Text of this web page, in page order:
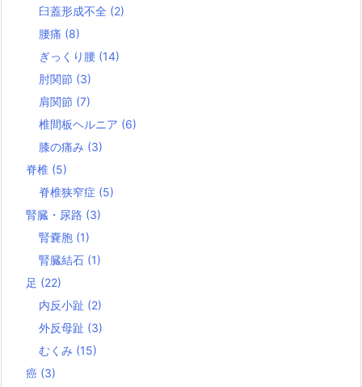
臼蓋形成不全 (2)
腰痛 (8)
ぎっくり腰 (14)
肘関節 (3)
肩関節 (7)
椎間板ヘルニア (6)
膝の痛み (3)
脊椎 (5)
脊椎狭窄症 (5)
腎臓・尿路 (3)
腎嚢胞 (1)
腎臓結石 (1)
足 (22)
内反小趾 (2)
外反母趾 (3)
むくみ (15)
癌 (3)